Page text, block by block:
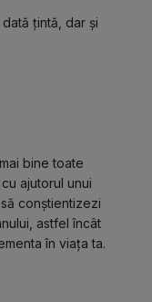
bine toate
ajutorul unui
conștientizezi
astfel încât
în viața ta.